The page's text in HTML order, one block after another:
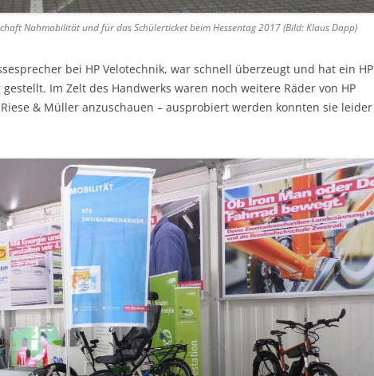
Nahmobilität und für das Schülerticket beim Hessentag 2017 (Bild: Klaus Dapp)
bei HP Velotechnik, war schnell überzeugt und hat ein HP
gestellt. Im Zelt des Handwerks waren noch weitere Räder von HP
& Müller anzuschauen – ausprobiert werden konnten sie leider